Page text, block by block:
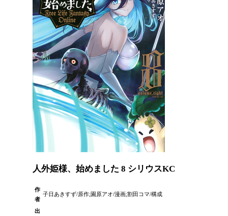
人外姫様、始めました 8 シリウスKC
作
者
子日あきすず/原作;園原アオ/漫画;割田コマ/構成
出